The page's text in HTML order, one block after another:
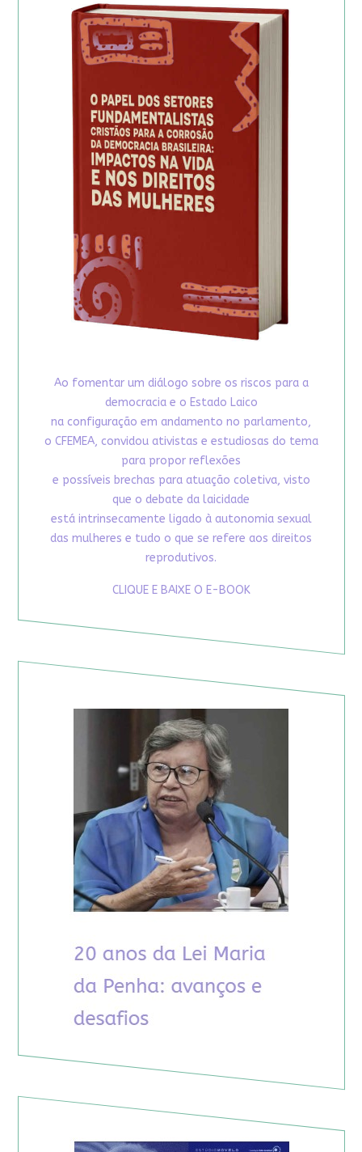
Ao fomentar um diálogo sobre os riscos para a
democracia e o Estado Laico
na configuração em andamento no parlamento,
o CFEMEA, convidou ativistas e estudiosas do tema
para propor reflexões
e possíveis brechas para atuação coletiva, visto
que o debate da laicidade
está intrinsecamente ligado à autonomia sexual
das mulheres e tudo o que se refere aos direitos
reprodutivos.
CLIQUE E BAIXE O E-BOOK